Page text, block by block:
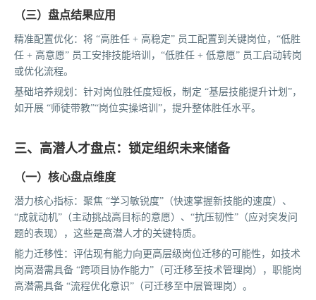
（三）盘点结果应用
精准配置优化：将 “高胜任 + 高稳定” 员工配置到关键岗位，“低胜
任 + 高意愿” 员工安排技能培训，“低胜任 + 低意愿” 员工启动转岗
或优化流程。
基础培养规划：针对岗位胜任度短板，制定 “基层技能提升计划”，
如开展 “师徒带教”“岗位实操培训”，提升整体胜任水平。
三、高潜人才盘点：锁定组织未来储备
（一）核心盘点维度
潜力核心指标：聚焦 “学习敏锐度”（快速掌握新技能的速度）、
“成就动机”（主动挑战高目标的意愿）、“抗压韧性”（应对突发问
题的表现），这些是高潜人才的关键特质。
能力迁移性：评估现有能力向更高层级岗位迁移的可能性，如技术
岗高潜需具备 “跨项目协作能力”（可迁移至技术管理岗），职能岗
高潜需具备 “流程优化意识”（可迁移至中层管理岗）。